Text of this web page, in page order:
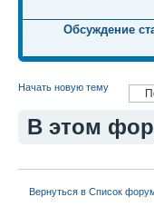
Обсуждение
Начать новую тему
В этом
Вернуться в Список